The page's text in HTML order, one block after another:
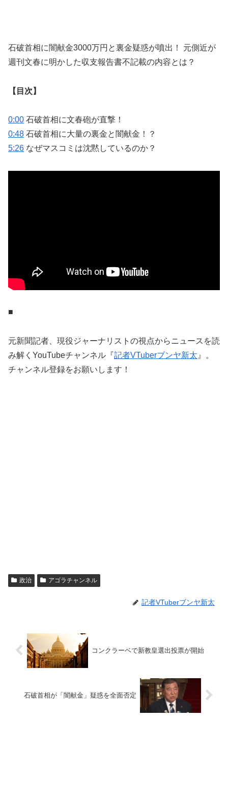
石破首相に闇献金3000万円と裏金疑惑が噴出！ 元側近が
週刊文春に明かした収支報告書不記載の内容とは？
【目次】
0:00 石破首相に文春砲が直撃！
0:48 石破首相に大量の裏金と闇献金！？
5:26 なぜマスコミは沈黙しているのか？
■
元新聞記者、現役ジャーナリストの視点からニュースを読
み解くYouTubeチャンネル『記者VTuberブンヤ新太 』。
チャンネル登録をお願いします！
政治 アゴラチャンネル
記者VTuberブンヤ新太
コンクラーベで新教皇選出投票が開始
石破首相が「闇献金」疑惑を全面否定